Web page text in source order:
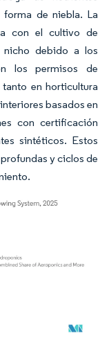
forma de niebla. La
con el cultivo de
nicho debido a los
los permisos de
en horticultura
basados en
con certificación
sintéticos. Estos
y ciclos de